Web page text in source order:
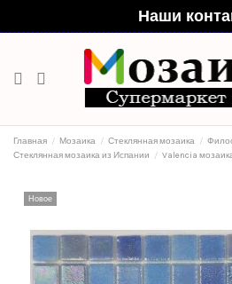
Наши
Главная Мозаика Стеклянная мозаика
Стеклянная мозаика из Испании
Valencia
Новое